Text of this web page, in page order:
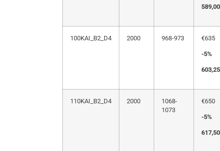
589,00
100KAI_B2_D4 2000 968-973 €635
-5%
603,25
110KAI_B2_D4 2000
1068-
1073
€650
-5%
617,50